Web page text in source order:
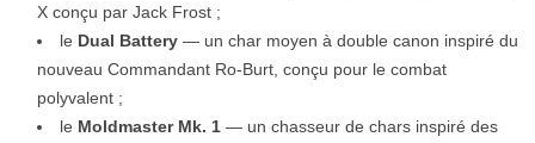
X conçu par Jack Frost ;
le Dual Battery — un char moyen à double canon inspiré du
nouveau Commandant Ro-Burt, conçu pour le combat
polyvalent ;
le Moldmaster Mk. 1 — un chasseur de chars inspiré des